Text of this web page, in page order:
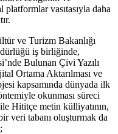
vasıtasıyla daha
ve Turizm Bakanlığı
iş birliğinde,
Bulunan Çivi Yazılı
Ortama Aktarılması ve
kapsamında dünyada ilk
okunması süreci
Hititçe metin külliyatının,
veri tabanı oluşturmak da